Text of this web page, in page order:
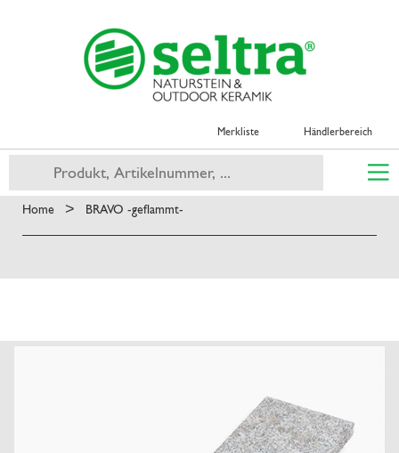
Merkliste Händlerbereich
Home > BRAVO -geflammt-